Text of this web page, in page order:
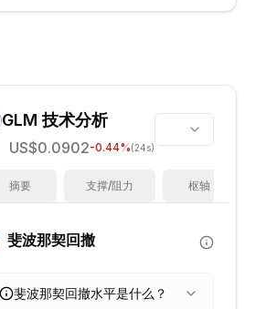
GLM 技术分析
US$0.0902-0.44%(24s)
摘要 支撑/阻力 枢轴
斐波那契回撤
斐波那契回撤水平是什么？